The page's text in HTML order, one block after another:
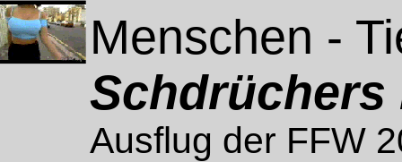
Menschen -
Schdrüchers
Ausflug der FFW